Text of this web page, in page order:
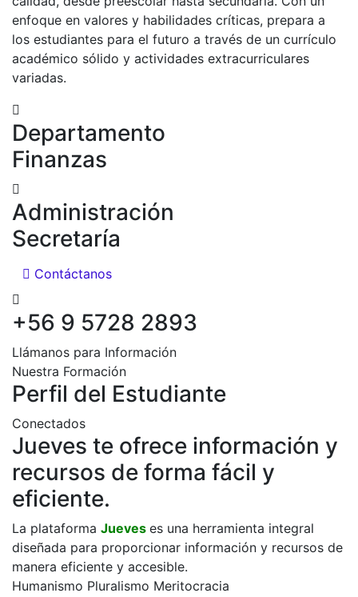
enfoque en valores y habilidades críticas, prepara a
los estudiantes para el futuro a través de un currículo
académico sólido y actividades extracurriculares
variadas.
Departamento
Finanzas
Administración
Secretaría
Contáctanos
+56 9 5728 2893
Llámanos para Información
Nuestra Formación
Perfil del Estudiante
Conectados
Jueves te ofrece información y
recursos de forma fácil y
eficiente.
La plataforma Jueves es una herramienta integral
diseñada para proporcionar información y recursos de
manera eficiente y accesible.
Humanismo Pluralismo Meritocracia